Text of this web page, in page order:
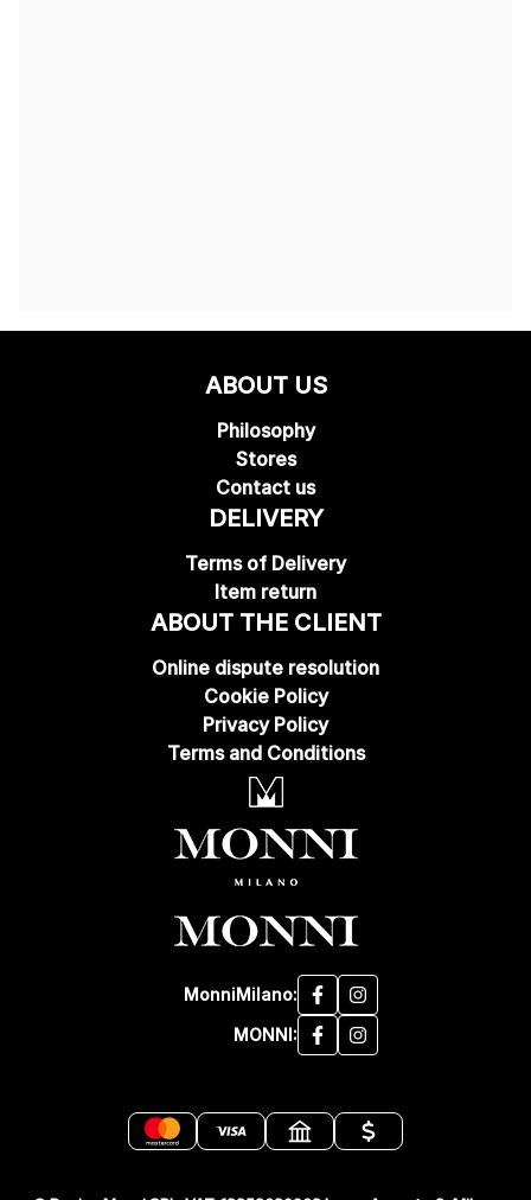
ABOUT US
Philosophy
Stores
Contact us
DELIVERY
Terms of Delivery
Item return
ABOUT THE CLIENT
Online dispute resolution
Cookie Policy
Privacy Policy
Terms and Conditions
MonniMilano:
MONNI: